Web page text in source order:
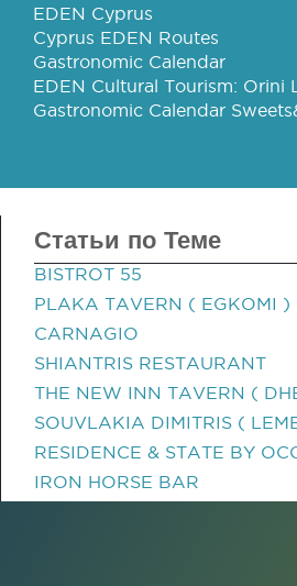
EDEN Cyprus
Cyprus EDEN Routes
Gastronomic Calendar
EDEN Cultural Tourism: Orini
Gastronomic Calendar
Статьи по Теме
BISTROT 55
PLAKA TAVERN ( EGKOMI )
CARNAGIO
SHIANTRIS RESTAURANT
THE NEW INN TAVERN (
SOUVLAKIA DIMITRIS (
RESIDENCE & STATE BY
IRON HORSE BAR